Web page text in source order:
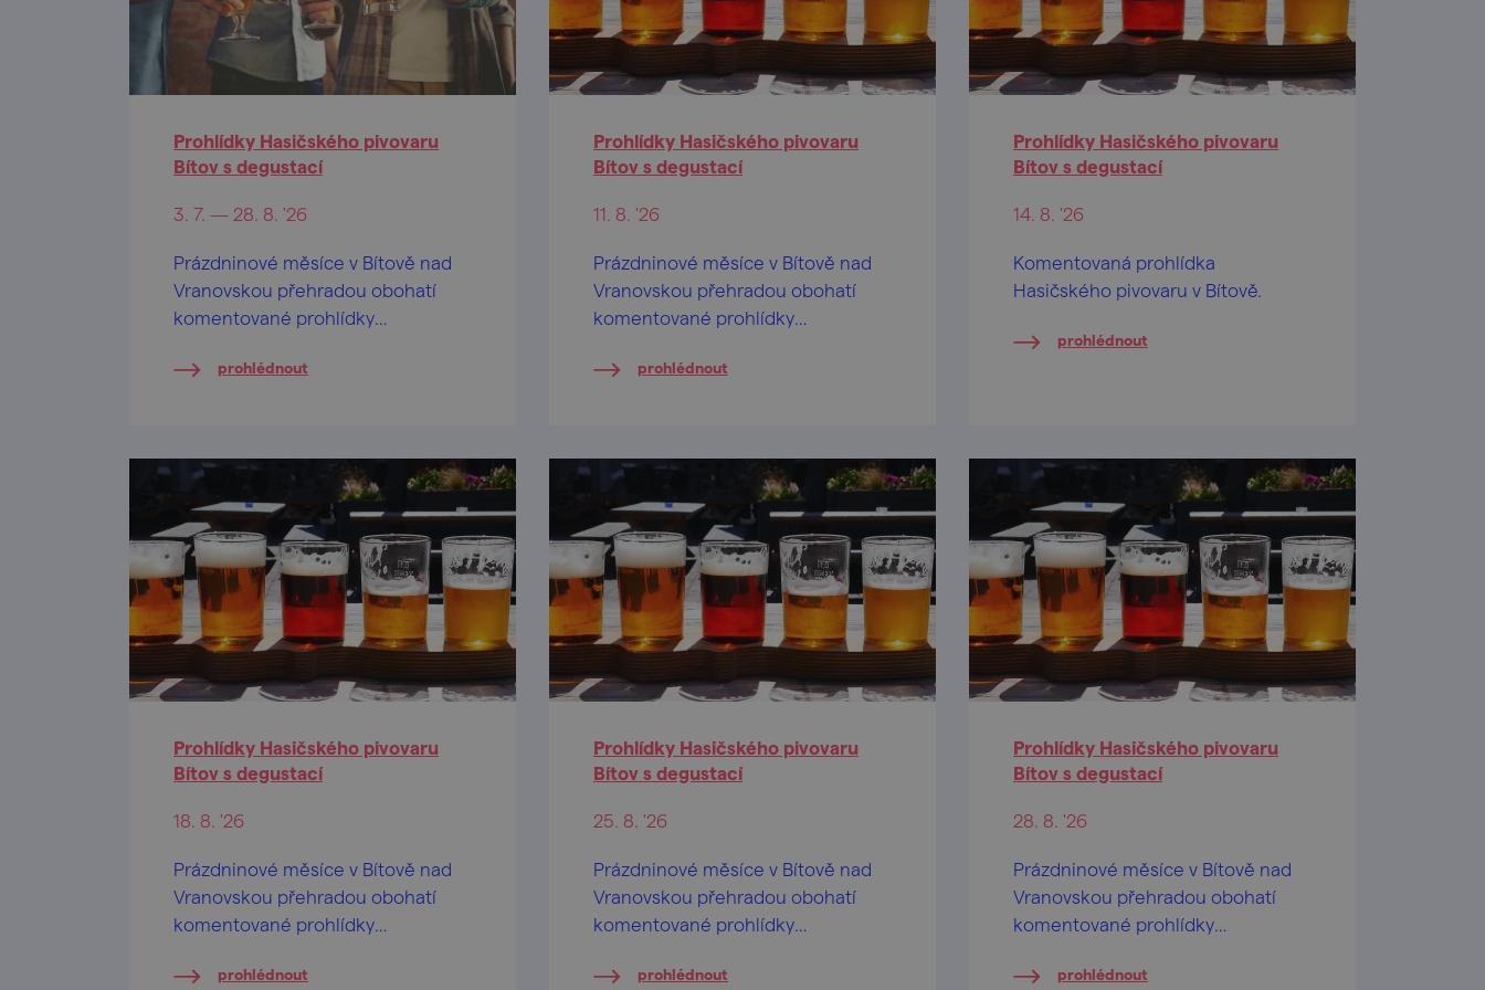
Prohlídky Hasičského pivovaru
Bítov s degustací
3. 7. — 28. 8. '26
Prázdninové měsíce v Bítově nad
Vranovskou přehradou obohatí
komentované prohlídky
obce.prohlédnout
Prohlídky Hasičského pivovaru
Bítov s degustací
11. 8. '26
Prázdninové měsíce v Bítově nad
Vranovskou přehradou obohatí
komentované prohlídky
obce.prohlédnout
Prohlídky Hasičského pivovaru
Bítov s degustací
14. 8. '26
Komentovaná prohlídka
Hasičského pivovaru v Bítově.
prohlédnout
Prohlídky Hasičského pivovaru
Bítov s degustací
18. 8. '26
Prázdninové měsíce v Bítově nad
Vranovskou přehradou obohatí
komentované prohlídky
obce.prohlédnout
Prohlídky Hasičského pivovaru
Bítov s degustací
25. 8. '26
Prázdninové měsíce v Bítově nad
Vranovskou přehradou obohatí
komentované prohlídky
obce.prohlédnout
Prohlídky Hasičského pivovaru
Bítov s degustací
28. 8. '26
Prázdninové měsíce v Bítově nad
Vranovskou přehradou obohatí
komentované prohlídky
obce.prohlédnout